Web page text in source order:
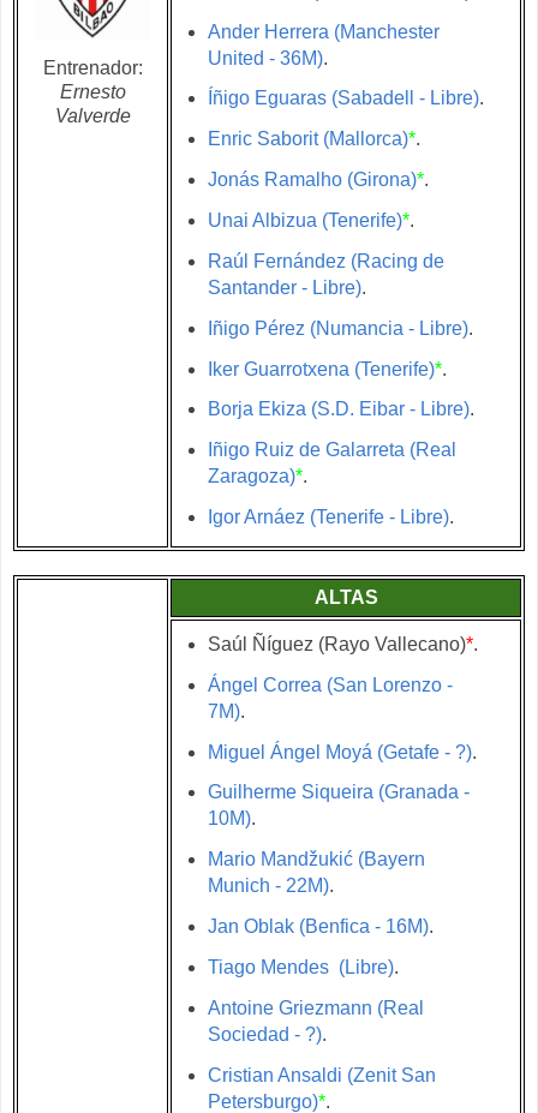
Entrenador:
Ernesto
Valverde
Ander Herrera (Manchester
United - 36M).
Íñigo Eguaras (Sabadell - Libre).
Enric Saborit (Mallorca)*.
Jonás Ramalho (Girona)*.
Unai Albizua (Tenerife)*.
Raúl Fernández (Racing de
Santander - Libre).
Iñigo Pérez (Numancia - Libre).
Iker Guarrotxena (Tenerife)*.
Borja Ekiza (S.D. Eibar - Libre).
Iñigo Ruiz de Galarreta (Real
Zaragoza)*.
Igor Arnáez (Tenerife - Libre).
ALTAS
Saúl Ñíguez (Rayo Vallecano)*.
Ángel Correa (San Lorenzo -
7M).
Miguel Ángel Moyá (Getafe - ?).
Guilherme Siqueira (Granada -
10M).
Mario Mandžukić (Bayern
Munich - 22M).
Jan Oblak (Benfica - 16M).
Tiago Mendes (Libre).
Antoine Griezmann (Real
Sociedad - ?).
Cristian Ansaldi (Zenit San
Petersburgo)*.